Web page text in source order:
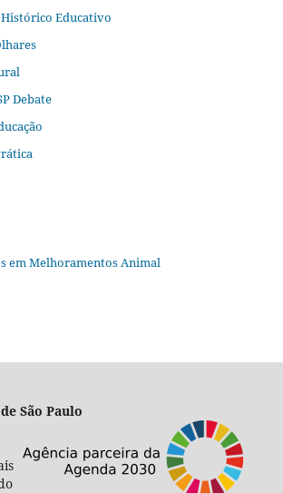
Educativo
Debate
em Melhoramentos Animal
São Paulo